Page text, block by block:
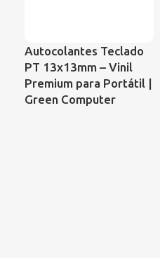
Autocolantes Teclado
PT 13x13mm – Vinil
Premium para Portátil |
Green Computer